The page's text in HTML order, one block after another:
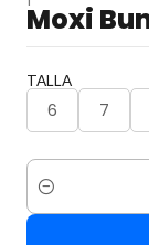
Moxi
TALLA
6 7
Cantidad